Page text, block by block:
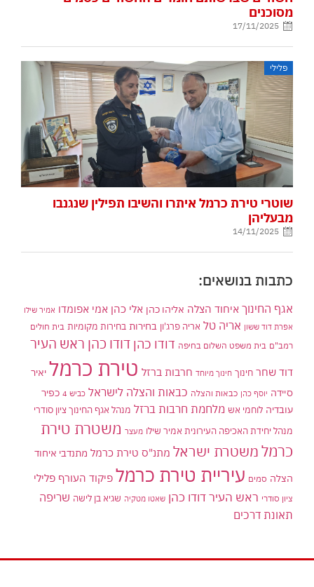
מסוכנים
17/11/2025
פלילי
שוטרי טירת כרמל איתרו והשיבו תפילין שנגנבו
מבעליהן
14/11/2025
כתבות בנושאים:
אגף החינוך איחוד הצלה אליהו כהן אלי כהן אמי אפומדו אמיר שילו
אפרת דוד ששון אריה טל אריה פרג'ון בחירות בחירות מקומיות בית חולים
רמב"ם בית משפט השלום בחיפה דודו כהן דודו כהן ראש העיר
דוד שחר חינוך חינוך מיוחד חרבות ברזל טירת כרמל יאיר
סיידה יוסף כהן כבאות והצלה כבאות והצלה לישראל כביש 4
כפיר
עובדיה לוחמי אש מלחמת חרבות ברזל מנהל אגף החינוך ציון סודרי
מנהל יחידת האכיפה העירונית אמיר שילו מעצר משטרת טירת
כרמלמשטרת ישראל מתנ"ס טירת כרמל מתנדבי איחוד
הצלה סמים עיריית טירת כרמל פיקוד העורף פלילי
ציון סודרי ראש העיר דודו כהן שאטו מטקיה שגיא בן לישה שריפה
תאונת דרכים